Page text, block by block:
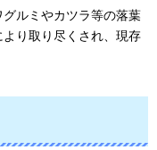
ルミやカツラ等の落葉
り取り尽くされ、現存